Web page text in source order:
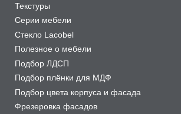
Текстуры
Серии мебели
Стекло Lacobel
Полезное о мебели
Подбор ЛДСП
Подбор плёнки для МДФ
Подбор цвета корпуса и фасада
Фрезеровка фасадов